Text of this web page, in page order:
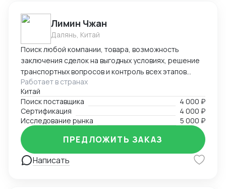
Лимин Чжан
Далянь, Китай
Поиск любой компании, товара, возможность
заключения сделок на выгодных условиях, решение
транспортных вопросов и контроль всех этапов
сотрудничества с иностранными партнерами.
Работает в странах
Китай
Поиск поставщика
4 000 ₽
Сертификация
4 000 ₽
Исследование рынка
5 000 ₽
Написать
ПРЕДЛОЖИТЬ ЗАКАЗ